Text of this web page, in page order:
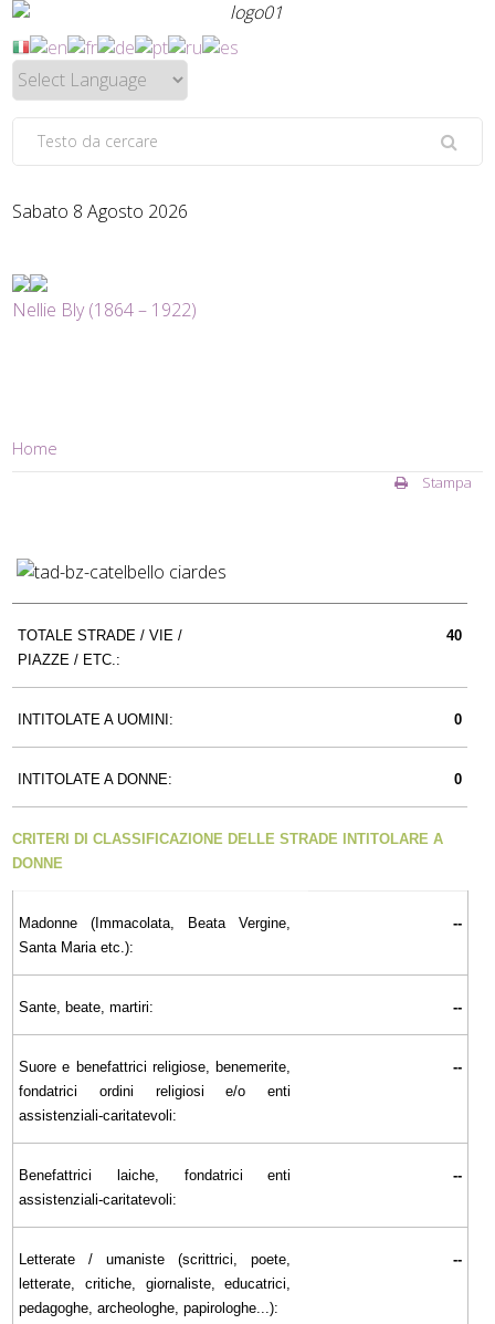
Sabato 8 Agosto 2026
Nellie Bly (1864 – 1922)
Home
Stampa
TOTALE STRADE / VIE /
PIAZZE / ETC.:
40
INTITOLATE A UOMINI: 0
INTITOLATE A DONNE: 0
CRITERI DI CLASSIFICAZIONE DELLE STRADE INTITOLARE A
DONNE
Madonne (Immacolata, Beata Vergine,
Santa Maria etc.):
--
Sante, beate, martiri: --
Suore e benefattrici religiose, benemerite,
fondatrici ordini religiosi e/o enti
assistenziali-caritatevoli:
--
Benefattrici laiche, fondatrici enti
assistenziali-caritatevoli:
--
Letterate / umaniste (scrittrici, poete,
letterate, critiche, giornaliste, educatrici,
pedagoghe, archeologhe, papirologhe...):
--